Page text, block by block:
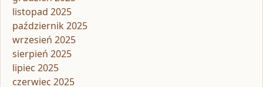
listopad 2025
październik 2025
wrzesień 2025
sierpień 2025
lipiec 2025
czerwiec 2025